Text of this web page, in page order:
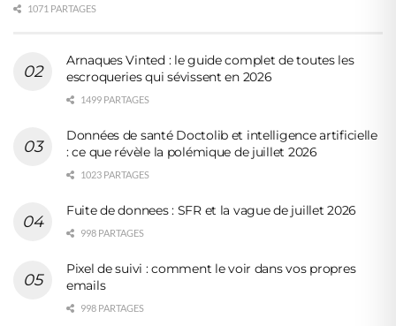
1071 PARTAGES
Arnaques Vinted : le guide complet de toutes les
escroqueries qui sévissent en 2026
1499 PARTAGES
Données de santé Doctolib et intelligence artificielle
: ce que révèle la polémique de juillet 2026
1023 PARTAGES
Fuite de donnees : SFR et la vague de juillet 2026
998 PARTAGES
Pixel de suivi : comment le voir dans vos propres
emails
998 PARTAGES